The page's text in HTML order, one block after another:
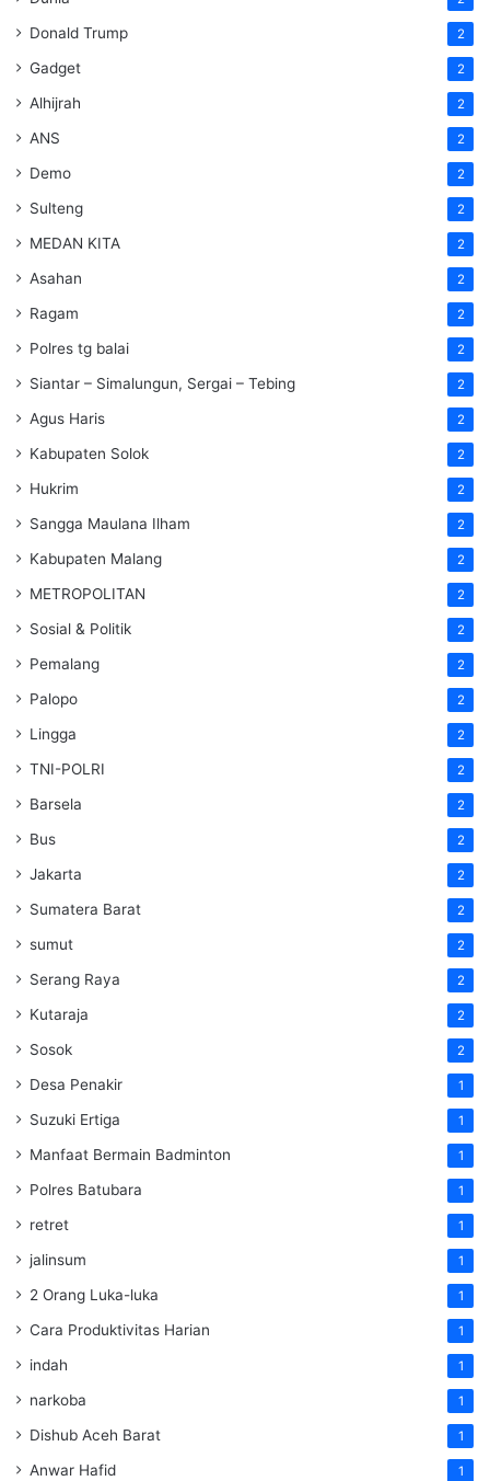
Donald Trump 2
Gadget 2
Alhijrah 2
ANS 2
Demo 2
Sulteng 2
MEDAN KITA 2
Asahan 2
Ragam 2
Polres tg balai 2
Siantar – Simalungun, Sergai – Tebing 2
Agus Haris 2
Kabupaten Solok 2
Hukrim 2
Sangga Maulana Ilham 2
Kabupaten Malang 2
METROPOLITAN 2
Sosial & Politik 2
Pemalang 2
Palopo 2
Lingga 2
TNI-POLRI 2
Barsela 2
Bus 2
Jakarta 2
Sumatera Barat 2
sumut 2
Serang Raya 2
Kutaraja 2
Sosok 2
Desa Penakir 1
Suzuki Ertiga 1
Manfaat Bermain Badminton 1
Polres Batubara 1
retret 1
jalinsum 1
2 Orang Luka-luka 1
Cara Produktivitas Harian 1
indah 1
narkoba 1
Dishub Aceh Barat 1
Anwar Hafid 1